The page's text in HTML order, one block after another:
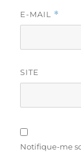
E-MAIL *
SITE
Notifique-me